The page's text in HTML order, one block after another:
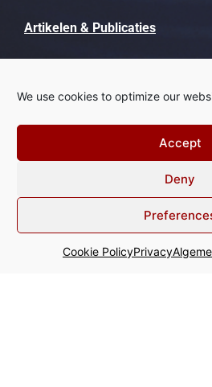
We use cookies to optimize our
Accept
Deny
Cookie PolicyPrivacy
Artikelen & Publicaties
Contact
WTC - Tower Ten